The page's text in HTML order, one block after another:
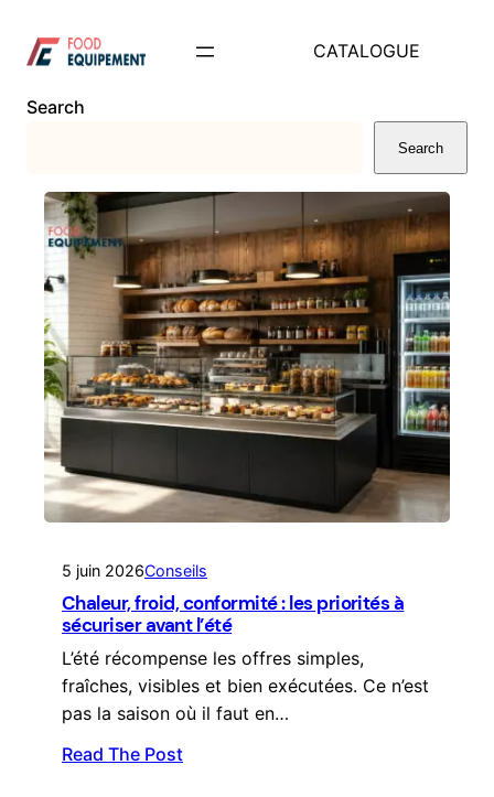
CATALOGUE
Search
Search
5 juin 2026Conseils
Chaleur, froid, conformité : les priorités à
sécuriser avant l’été
L’été récompense les offres simples,
fraîches, visibles et bien exécutées. Ce n’est
pas la saison où il faut en…
Read The Post